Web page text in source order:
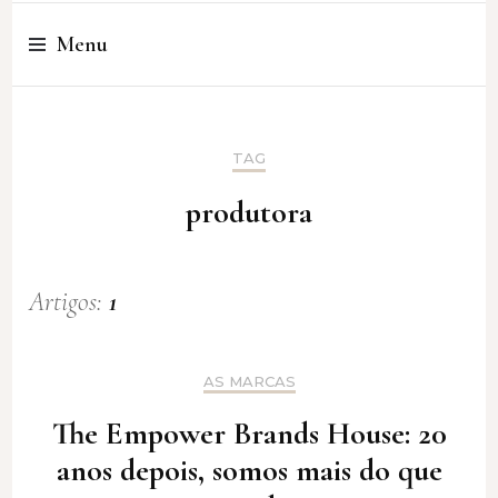
Cristina Amaro
Menu
TAG
produtora
Artigos:1
AS MARCAS
The Empower Brands House: 20
anos depois, somos mais do que